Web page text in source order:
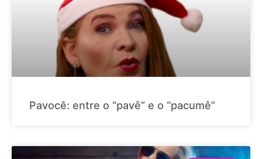
Pavocê: entre o “pavê” e o “pacumê”